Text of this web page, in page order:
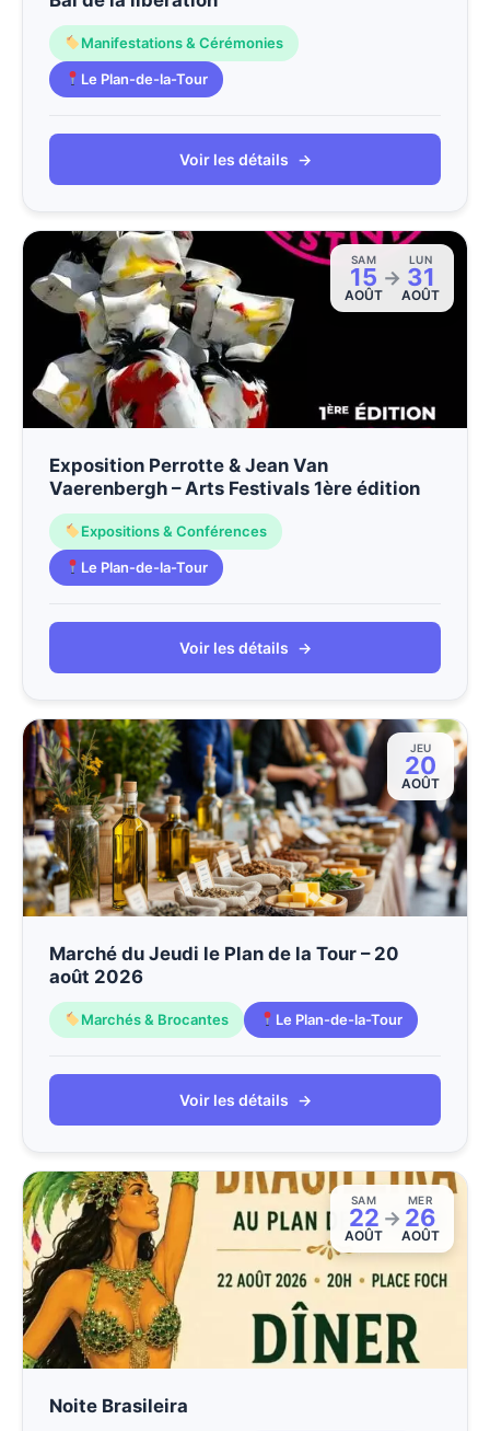
Manifestations & Cérémonies
Le Plan-de-la-Tour
Voir les détails →
SAM
15
AOÛT
→
LUN
31
AOÛT
Exposition Perrotte & Jean Van
Vaerenbergh – Arts Festivals 1ère édition
Expositions & Conférences
Le Plan-de-la-Tour
Voir les détails →
JEU
20
AOÛT
Marché du Jeudi le Plan de la Tour – 20
août 2026
Marchés & Brocantes Le Plan-de-la-Tour
Voir les détails →
SAM
22
AOÛT
→
MER
26
AOÛT
Noite Brasileira